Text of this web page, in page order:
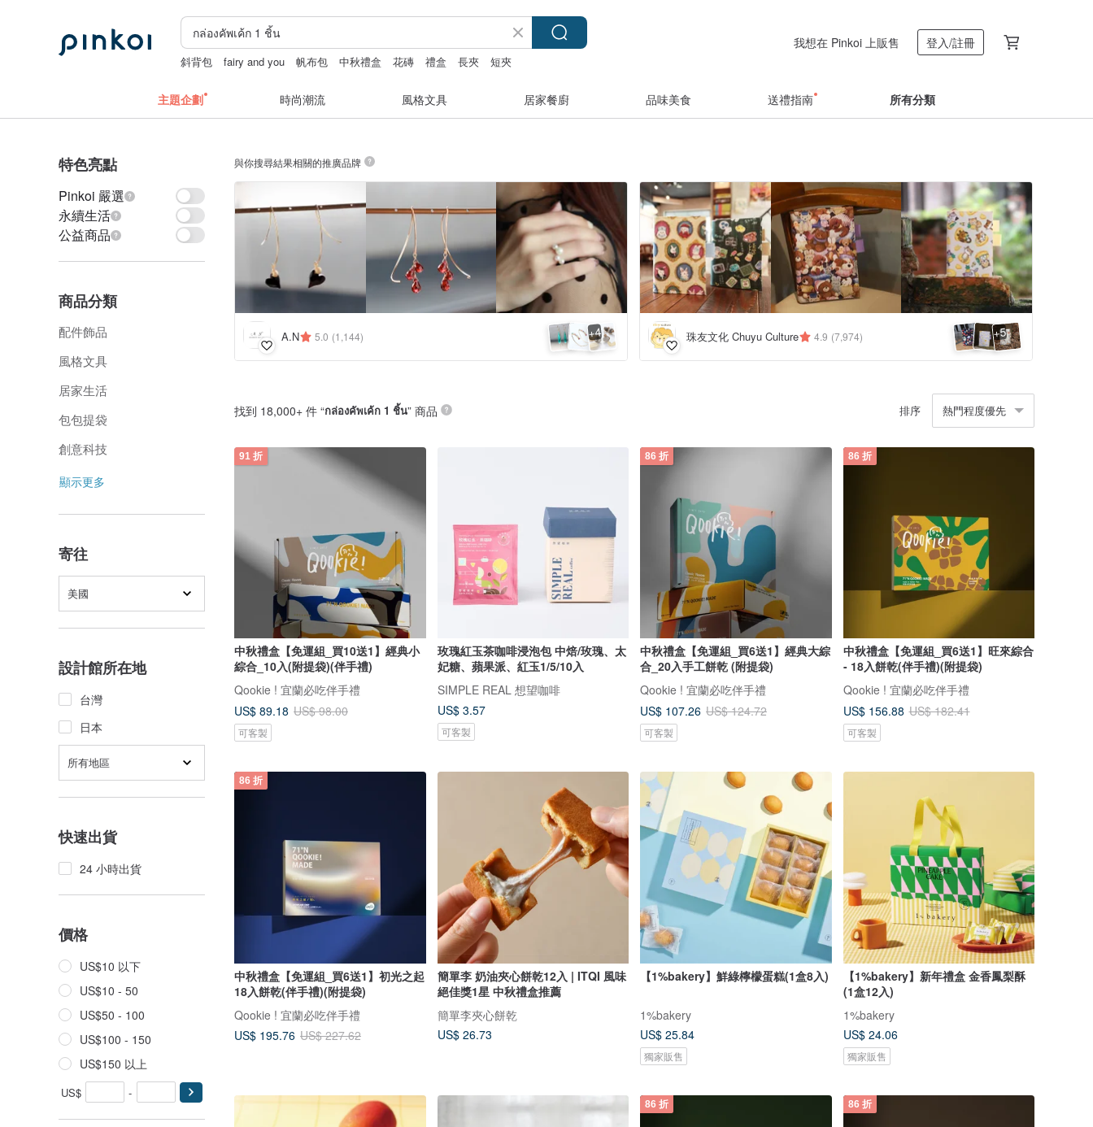
斜背包 fairy and you 帆布包 中秋禮盒 花磚 禮盒 長夾 短夾
我想在 Pinkoi 上販售 登入/註冊
主題企劃 時尚潮流 風格文具 居家餐廚 品味美食 送禮指南 所有分類
特色亮點
Pinkoi 嚴選
永續生活
公益商品
商品分類
配件飾品
風格文具
居家生活
包包提袋
創意科技
顯示更多
寄往
美國
設計館所在地
台灣
日本
所有地區
快速出貨
24 小時出貨
價格
US$10 以下
US$10 - 50
US$50 - 100
US$100 - 150
US$150 以上
US$ -
與你搜尋結果相關的推廣品牌
A.N 5.0 (1,144) +4 珠友文化 Chuyu Culture 4.9 (7,974) +5
找到 18,000+ 件 “กล่องคัพเค้ก 1 ชิ้น” 商品 排序 熱門程度優先
91 折
中秋禮盒【免運組_買10送1】經典小
綜合_10入(附提袋)(伴手禮)
Qookie ! 宜蘭必吃伴手禮
US$ 89.18 US$ 98.00
可客製
玫瑰紅玉茶咖啡浸泡包 中焙/玫瑰、太
妃糖、蘋果派、紅玉1/5/10入
SIMPLE REAL 想望咖啡
US$ 3.57
可客製
86 折
中秋禮盒【免運組_買6送1】經典大綜
合_20入手工餅乾 (附提袋)
Qookie ! 宜蘭必吃伴手禮
US$ 107.26 US$ 124.72
可客製
86 折
中秋禮盒【免運組_買6送1】旺來綜合
- 18入餅乾(伴手禮)(附提袋)
Qookie ! 宜蘭必吃伴手禮
US$ 156.88 US$ 182.41
可客製
86 折
中秋禮盒【免運組_買6送1】初光之起
18入餅乾(伴手禮)(附提袋)
Qookie ! 宜蘭必吃伴手禮
US$ 195.76 US$ 227.62
簡單李 奶油夾心餅乾12入 | ITQI 風味
絕佳獎1星 中秋禮盒推薦
簡單李夾心餅乾
US$ 26.73
【1%bakery】鮮綠檸檬蛋糕(1盒8入)
1%bakery
US$ 25.84
獨家販售
【1%bakery】新年禮盒 金香鳳梨酥
(1盒12入)
1%bakery
US$ 24.06
獨家販售
86 折 86 折